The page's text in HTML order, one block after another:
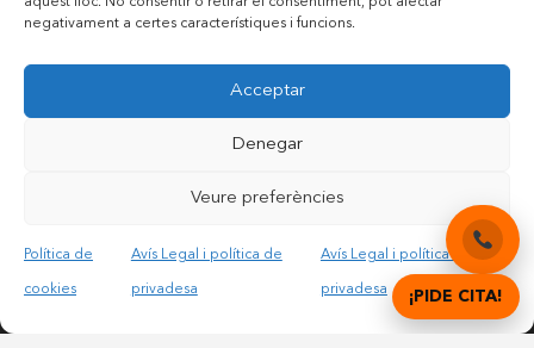
negativament a certes característiques i funcions.
Acceptar
Denegar
Veure preferències
Política de
cookies
Avís Legal i política de
privadesa
Avís Legal i política de
privadesa
Contactar per mail
© Copyright 2012 – 2025 | All Rights Reserved |Avís
Política de cookies
¡PIDE CITA!